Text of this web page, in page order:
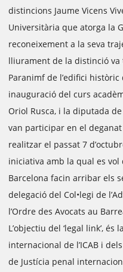
distincions Jaume Vicens
Universitària que atorga la
reconeixement a la seva
lliurament de la distinció
Paranimf de l’edifici
inauguració del curs
Oriol Rusca, i la diputada
van participar en el
realitzar el passat 7
iniciativa amb la qual es vol
Barcelona facin arribar els
delegació del Col•legi de
l’Ordre des Avocats au
L’objectiu del ‘legal link’,
internacional de l’ICAB i
de Justícia penal